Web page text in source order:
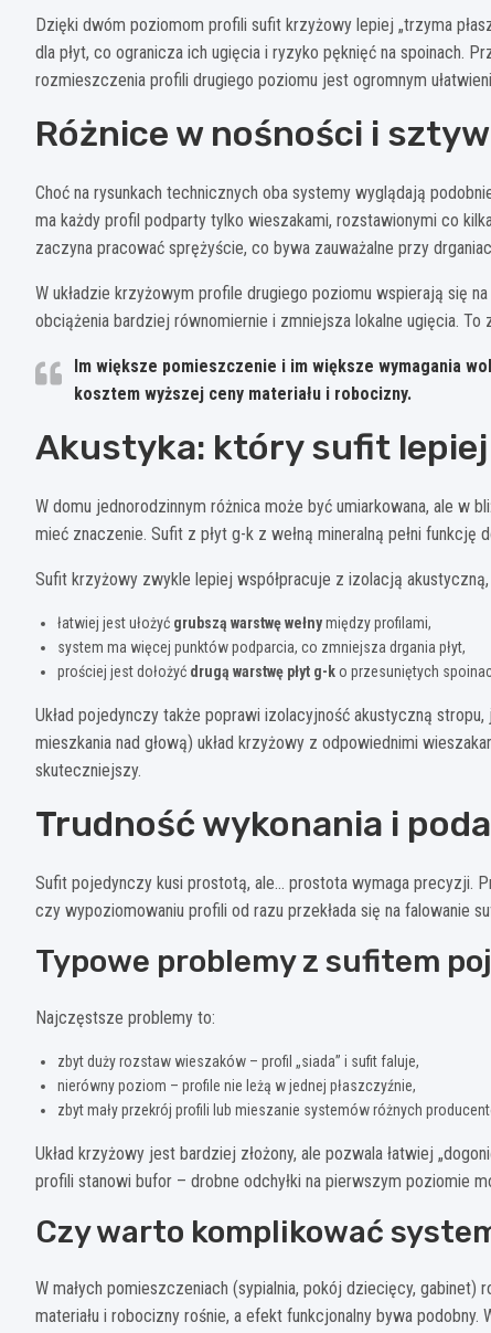
Dzięki dwóm poziomom profili sufit krzyżowy lepiej „trzyma
dla płyt, co ogranicza ich ugięcia i ryzyko pęknięć na spoinach.
rozmieszczenia profili drugiego poziomu jest ogromnym
Różnice w nośności i
Choć na rysunkach technicznych oba systemy wyglądają
ma każdy profil podparty tylko wieszakami, rozstawionymi co
zaczyna pracować sprężyście, co bywa zauważalne przy
W układzie krzyżowym profile drugiego poziomu wspierają się
obciążenia bardziej równomiernie i zmniejsza lokalne ugięcia. To
Im większe pomieszczenie i im większe wymagania
kosztem wyższej ceny materiału i robocizny.
Akustyka: który sufit
W domu jednorodzinnym różnica może być umiarkowana, ale w
mieć znaczenie. Sufit z płyt g-k z wełną mineralną pełni
Sufit krzyżowy zwykle lepiej współpracuje z izolacją akustyczną,
łatwiej jest ułożyć grubszą warstwę wełnymiędzy profilami,
system ma więcej punktów podparcia, co zmniejsza drgania płyt,
prościej jest dołożyć drugą warstwę płyt g-ko przesuniętych
Układ pojedynczy także poprawi izolacyjność akustyczną
mieszkania nad głową) układ krzyżowy z odpowiednimi
skuteczniejszy.
Trudność wykonania i
Sufit pojedynczy kusi prostotą, ale… prostota wymaga precyzji.
czy wypoziomowaniu profili od razu przekłada się na falowanie
Typowe problemy z sufitem
Najczęstsze problemy to:
zbyt duży rozstaw wieszaków – profil „siada” i sufit faluje,
nierówny poziom – profile nie leżą w jednej płaszczyźnie,
zbyt mały przekrój profili lub mieszanie systemów różnych
Układ krzyżowy jest bardziej złożony, ale pozwala łatwiej
profili stanowi bufor – drobne odchyłki na pierwszym poziomie
Czy warto komplikować
W małych pomieszczeniach (sypialnia, pokój dziecięcy,
materiału i robocizny rośnie, a efekt funkcjonalny bywa